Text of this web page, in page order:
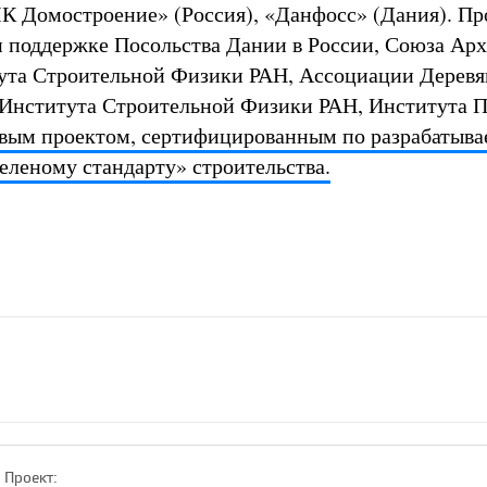
Домостроение» (Россия), «Данфосс» (Дания).
поддержке Посольства Дании в России, Союза
Строительной Физики РАН, Ассоциации
Строительной Физики РАН, Института
проектом, сертифицированным по
стандарту» строительства.
Проект: